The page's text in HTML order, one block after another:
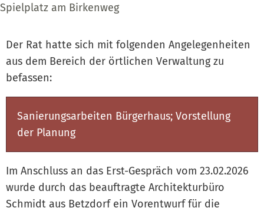
Spielplatz am Birkenweg
Der Rat hatte sich mit folgenden Angelegenheiten
aus dem Bereich der örtlichen Verwaltung zu
befassen:
Sanierungsarbeiten Bürgerhaus; Vorstellung
der Planung
Im Anschluss an das Erst-Gespräch vom 23.02.2026
wurde durch das beauftragte Architekturbüro
Schmidt aus Betzdorf ein Vorentwurf für die